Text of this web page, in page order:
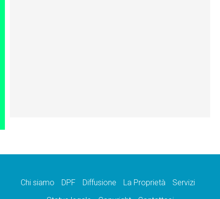
Chi siamo DPF Diffusione La Proprietà
Servizi